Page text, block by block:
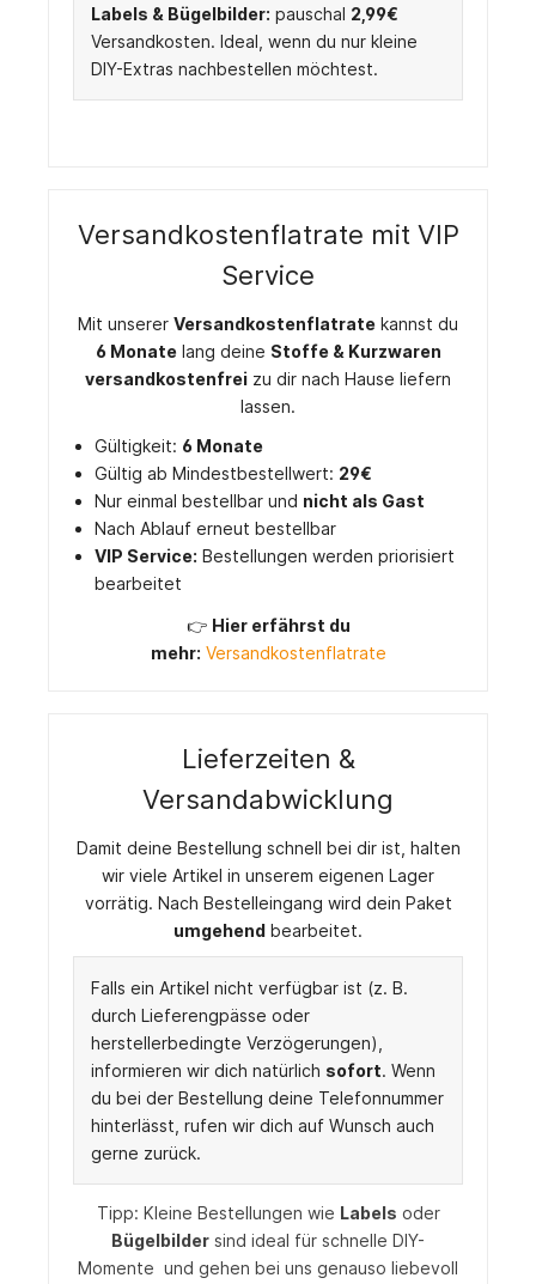
Labels & Bügelbilder: pauschal 2,99€
Versandkosten. Ideal, wenn du nur kleine
DIY-Extras nachbestellen möchtest.
Versandkostenflatrate mit VIP
Service
Mit unserer Versandkostenflatrate kannst du
6 Monatelang deine Stoffe & Kurzwaren
versandkostenfrei zu dir nach Hause liefern
lassen.
Gültigkeit: 6 Monate
Gültig ab Mindestbestellwert: 29€
Nur einmal bestellbar und nicht als Gast
Nach Ablauf erneut bestellbar
VIP Service: Bestellungen werden priorisiert
bearbeitet
👉 Hier erfährst du
mehr: Versandkostenflatrate
Lieferzeiten &
Versandabwicklung
Damit deine Bestellung schnell bei dir ist, halten
wir viele Artikel in unserem eigenen Lager
vorrätig. Nach Bestelleingang wird dein Paket
umgehend bearbeitet.
Falls ein Artikel nicht verfügbar ist (z. B.
durch Lieferengpässe oder
herstellerbedingte Verzögerungen),
informieren wir dich natürlich sofort. Wenn
du bei der Bestellung deine Telefonnummer
hinterlässt, rufen wir dich auf Wunsch auch
gerne zurück.
Tipp: Kleine Bestellungen wie Labels oder
Bügelbilder sind ideal für schnelle DIY-
Momente und gehen bei uns genauso liebevoll